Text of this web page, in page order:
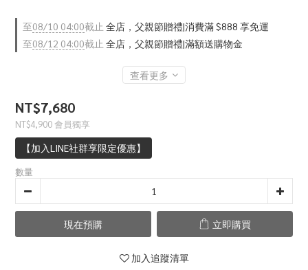
至08/10 04:00截止 全店，父親節贈禮|消費滿 $888 享免運
至08/12 04:00截止 全店，父親節贈禮|滿額送購物金
查看更多
NT$7,680
NT$4,900 會員獨享
【加入LINE社群享限定優惠】
數量
現在預購 立即購買
加入追蹤清單